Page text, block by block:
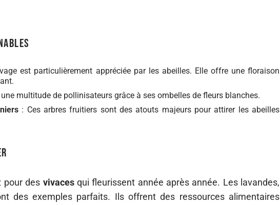
est particulièrement appréciée par les abeilles. Elle offre une floraison
multitude de pollinisateurs grâce à ses ombelles de fleurs blanches.
: Ces arbres fruitiers sont des atouts majeurs pour attirer les abeilles
pour des vivacesqui fleurissent année après année. Les lavandes,
des exemples parfaits. Ils offrent des ressources alimentaires